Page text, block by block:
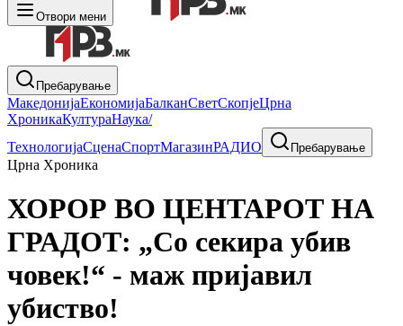
Отвори мени
Пребарување
МакедонијаЕкономијаБалканСветСкопјеЦрна
ХроникаКултураНаука/
ТехнологијаСценаСпортМагазинРАДИО Пребарување
Црна Хроника
ХОРОР ВО ЦЕНТАРОТ НА
ГРАДОТ: „Со секира убив
човек!“ - маж пријавил
убиство!